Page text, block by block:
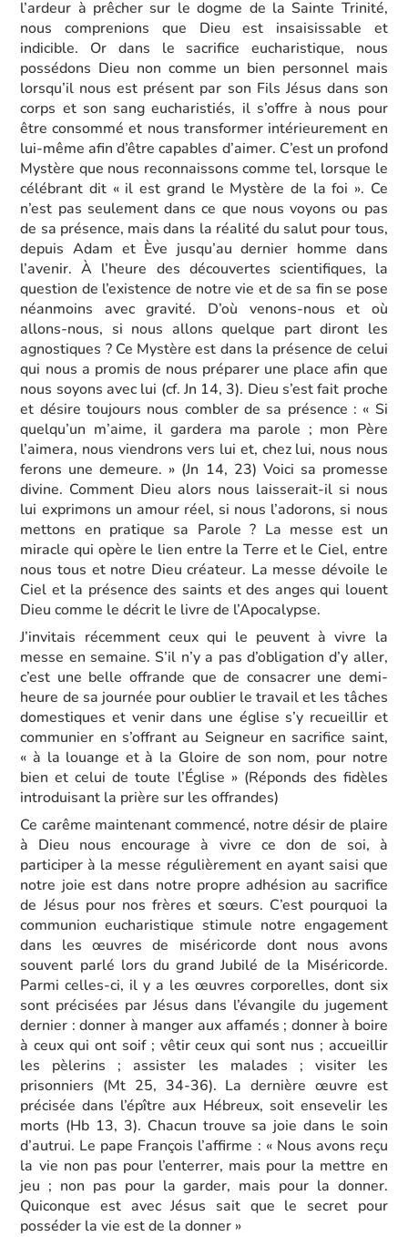
l’ardeur à prêcher sur le dogme de la Sainte Trinité,
nous comprenions que Dieu est insaisissable et
indicible. Or dans le sacrifice eucharistique, nous
possédons Dieu non comme un bien personnel mais
lorsqu’il nous est présent par son Fils Jésus dans son
corps et son sang eucharistiés, il s’offre à nous pour
être consommé et nous transformer intérieurement en
lui-même afin d’être capables d’aimer. C’est un profond
Mystère que nous reconnaissons comme tel, lorsque le
célébrant dit « il est grand le Mystère de la foi ». Ce
n’est pas seulement dans ce que nous voyons ou pas
de sa présence, mais dans la réalité du salut pour tous,
depuis Adam et Ève jusqu’au dernier homme dans
l’avenir. À l’heure des découvertes scientifiques, la
question de l’existence de notre vie et de sa fin se pose
néanmoins avec gravité. D’où venons-nous et où
allons-nous, si nous allons quelque part diront les
agnostiques ? Ce Mystère est dans la présence de celui
qui nous a promis de nous préparer une place afin que
nous soyons avec lui (cf. Jn 14, 3). Dieu s’est fait proche
et désire toujours nous combler de sa présence : « Si
quelqu’un m’aime, il gardera ma parole ; mon Père
l’aimera, nous viendrons vers lui et, chez lui, nous nous
ferons une demeure. » (Jn 14, 23) Voici sa promesse
divine. Comment Dieu alors nous laisserait-il si nous
lui exprimons un amour réel, si nous l’adorons, si nous
mettons en pratique sa Parole ? La messe est un
miracle qui opère le lien entre la Terre et le Ciel, entre
nous tous et notre Dieu créateur. La messe dévoile le
Ciel et la présence des saints et des anges qui louent
Dieu comme le décrit le livre de l’Apocalypse.
J’invitais récemment ceux qui le peuvent à vivre la
messe en semaine. S’il n’y a pas d’obligation d’y aller,
c’est une belle offrande que de consacrer une demi-
heure de sa journée pour oublier le travail et les tâches
domestiques et venir dans une église s’y recueillir et
communier en s’offrant au Seigneur en sacrifice saint,
« à la louange et à la Gloire de son nom, pour notre
bien et celui de toute l’Église » (Réponds des fidèles
introduisant la prière sur les offrandes)
Ce carême maintenant commencé, notre désir de plaire
à Dieu nous encourage à vivre ce don de soi, à
participer à la messe régulièrement en ayant saisi que
notre joie est dans notre propre adhésion au sacrifice
de Jésus pour nos frères et sœurs. C’est pourquoi la
communion eucharistique stimule notre engagement
dans les œuvres de miséricorde dont nous avons
souvent parlé lors du grand Jubilé de la Miséricorde.
Parmi celles-ci, il y a les œuvres corporelles, dont six
sont précisées par Jésus dans l’évangile du jugement
dernier : donner à manger aux affamés ; donner à boire
à ceux qui ont soif ; vêtir ceux qui sont nus ; accueillir
les pèlerins ; assister les malades ; visiter les
prisonniers (Mt 25, 34-36). La dernière œuvre est
précisée dans l’épître aux Hébreux, soit ensevelir les
morts (Hb 13, 3). Chacun trouve sa joie dans le soin
d’autrui. Le pape François l’affirme : « Nous avons reçu
la vie non pas pour l’enterrer, mais pour la mettre en
jeu ; non pas pour la garder, mais pour la donner.
Quiconque est avec Jésus sait que le secret pour
posséder la vie est de la donner »